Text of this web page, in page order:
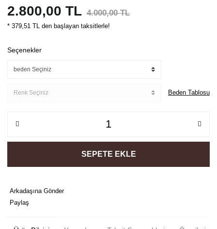
2.800,00 TL 4.000,00 TL
* 379,51 TL den başlayan taksitlerle!
Seçenekler
Beden Tablosu
SEPETE EKLE
Arkadaşına Gönder
Paylaş